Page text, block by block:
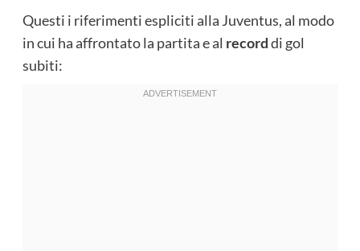
Questi i riferimenti espliciti alla Juventus, al modo
in cui ha affrontato la partita e al recorddi gol
subiti: